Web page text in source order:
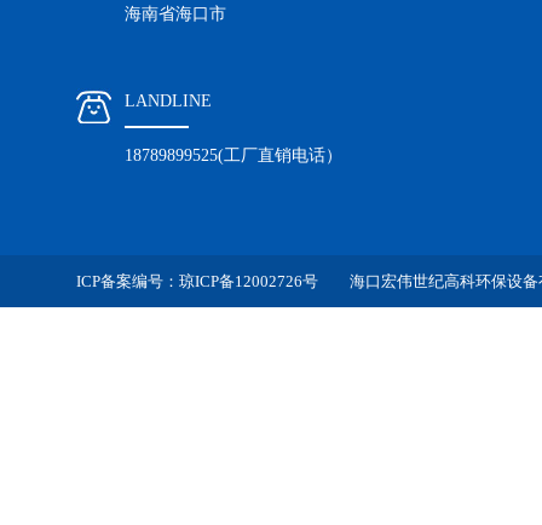
海南省海口市
LANDLINE
18789899525(工厂直销电话）
ICP备案编号： 琼ICP备12002726号海口宏伟世纪高科环保设备